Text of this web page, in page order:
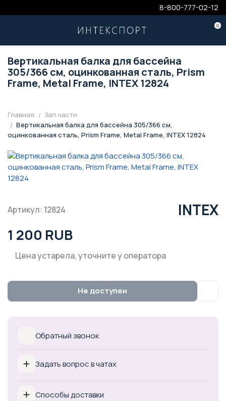
8-800-777-02-12
0
Вертикальная балка для бассейна
305/366 см, оцинкованная сталь, Prism
Frame, Metal Frame, INTEX 12824
Главная
Зап.части
Вертикальная балка для бассейна 305/366 см,
оцинкованная сталь, Prism Frame, Metal Frame, INTEX 12824
Артикул: 12824 INTEX
1 200 RUB
Цена устарела, уточните у оператора
Не доступен
Обратный звонок
Задать вопрос в чатах
Способы доставки